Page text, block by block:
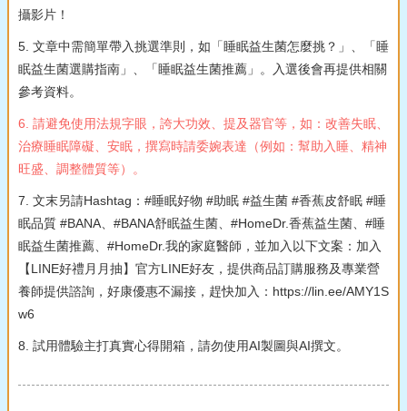
攝影片！
5. 文章中需簡單帶入挑選準則，如「睡眠益生菌怎麼挑？」、「睡
眠益生菌選購指南」、「睡眠益生菌推薦」。入選後會再提供相關
參考資料。
6. 請避免使用法規字眼，誇大功效、提及器官等，如：改善失眠、
治療睡眠障礙、安眠，撰寫時請委婉表達（例如：幫助入睡、精神
旺盛、調整體質等）。
7. 文末另請Hashtag：#睡眠好物 #助眠 #益生菌 #香蕉皮舒眠 #睡
眠品質 #BANA、#BANA舒眠益生菌、#HomeDr.香蕉益生菌、#睡
眠益生菌推薦、#HomeDr.我的家庭醫師，並加入以下文案：加入
【LINE好禮月月抽】官方LINE好友，提供商品訂購服務及專業營
養師提供諮詢，好康優惠不漏接，趕快加入：https://lin.ee/AMY1S
w6
8. 試用體驗主打真實心得開箱，請勿使用AI製圖與AI撰文。